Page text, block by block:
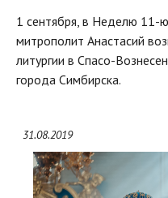
1 сентября, в Неделю 11-
митрополит Анастасий
литургии в Спасо-
города Симбирска.
31.08.2019